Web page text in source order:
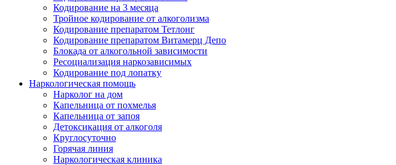
Кодирование на 3 месяца
Тройное кодирование от алкоголизма
Кодирование препаратом Тетлонг
Кодирование препаратом Витамерц Депо
Блокада от алкогольной зависимости
Ресоциализация наркозависимых
Кодирование под лопатку
Наркологическая помощь
Нарколог на дом
Капельница от похмелья
Капельница от запоя
Детоксикация от алкоголя
Круглосуточно
Горячая линия
Наркологическая клиника